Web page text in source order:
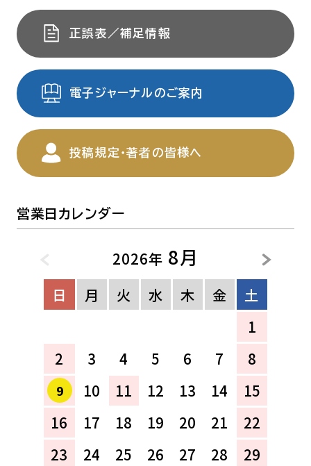
正誤表／補足情報
電子ジャーナルのご案内
投稿規定・著者の皆様へ
営業日カレンダー
2026年 8月
日 月 火 水 木 金
土
1
2
3 4 5 6 7 8
9 10 11 12 13 14
15
16
17 18 19 20 21
22
23
24 25 26 27 28
29